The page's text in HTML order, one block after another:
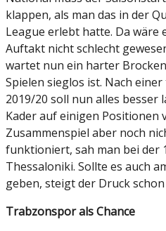
klappen, als man das in der
League erlebt hatte. Da wäre
Auftakt nicht schlecht
wartet nun ein harter
Spielen sieglos ist. Nach
2019/20 soll nun alles besser
Kader auf einigen Positionen
Zusammenspiel aber noch
funktioniert, sah man bei der
Thessaloniki. Sollte es auch
geben, steigt der Druck
Trabzonspor als Chance